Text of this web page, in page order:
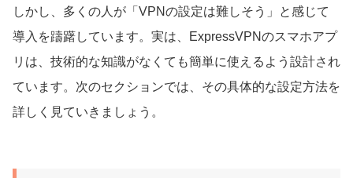
しかし、多くの人が「VPNの設定は難しそう」と感じて
導入を躊躇しています。実は、ExpressVPNのスマホアプ
リは、技術的な知識がなくても簡単に使えるよう設計され
ています。次のセクションでは、その具体的な設定方法を
詳しく見ていきましょう。